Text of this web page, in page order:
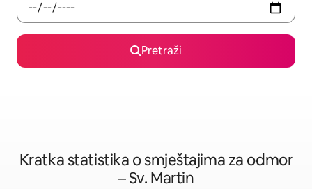
Pretraži
Kratka statistika o smještajima za odmor
– Sv. Martin